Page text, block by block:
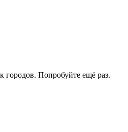
городов. Попробуйте ещё раз.